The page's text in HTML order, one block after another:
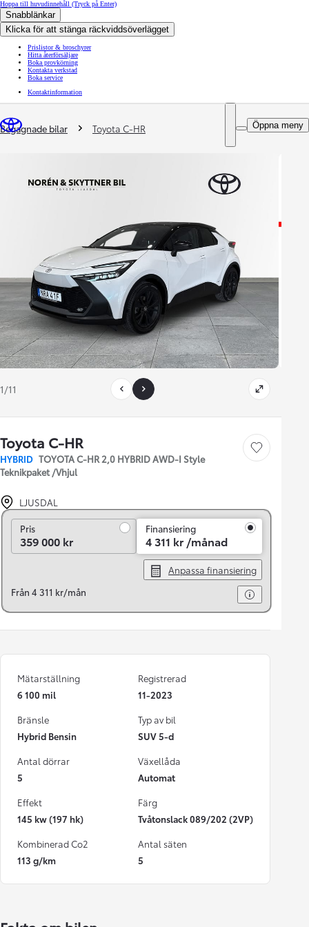
Hoppa till huvudinnehåll (Tryck på Enter)
Snabblänkar
Klicka för att stänga räckviddsöverlägget
Prislistor & broschyrer
Hitta återförsäljare
Boka provkörning
Kontakta verkstad
Boka service
Kontaktinformation
Öppna meny
You are here
Begagnade bilar Toyota C-HR
1/11
Toyota C-HR
HYBRID TOYOTA C-HR 2,0 HYBRID AWD-I Style
Teknikpaket /Vhjul
Save car
LJUSDAL
PrisPris
359 000 kr
Finansiering
4 311 kr /månad
Anpassa finansiering
Från 4 311 kr/mån
Mätarställning
6 100 mil
Registrerad
11-2023
Bränsle
Hybrid Bensin
Typ av bil
SUV 5-d
Antal dörrar
5
Växellåda
Automat
Effekt
145 kw (197 hk)
Färg
Tvåtonslack 089/202 (2VP)
Kombinerad Co2
113 g/km
Antal säten
5